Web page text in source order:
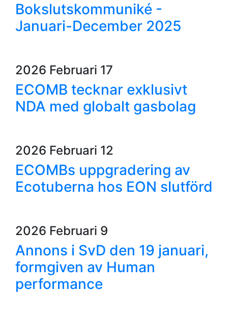
Bokslutskommuniké -
Januari-December 2025
2026 Februari 17
ECOMB tecknar exklusivt
NDA med globalt gasbolag
2026 Februari 12
ECOMBs uppgradering av
Ecotuberna hos EON slutförd
2026 Februari 9
Annons i SvD den 19 januari,
formgiven av Human
performance